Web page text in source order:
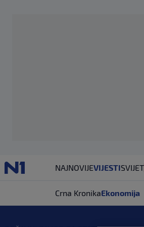
NAJNOVIJEVIJESTISVIJET
Crna KronikaEkonomija